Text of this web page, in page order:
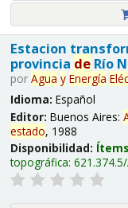
Estacion
provincia deRío
por Agua y Energía
Idioma: Español
Editor: Buenos Aires:
estado, 1988
Disponibilidad:
topográfica: